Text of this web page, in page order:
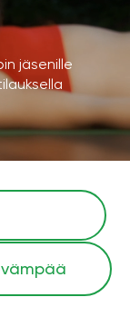
jäsenille